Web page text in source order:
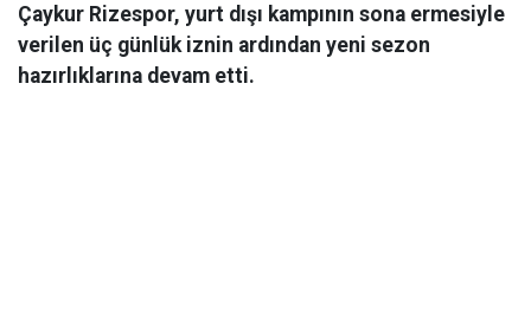
Çaykur Rizespor, yurt dışı kampının sona ermesiyle
verilen üç günlük iznin ardından yeni sezon
hazırlıklarına devam etti.